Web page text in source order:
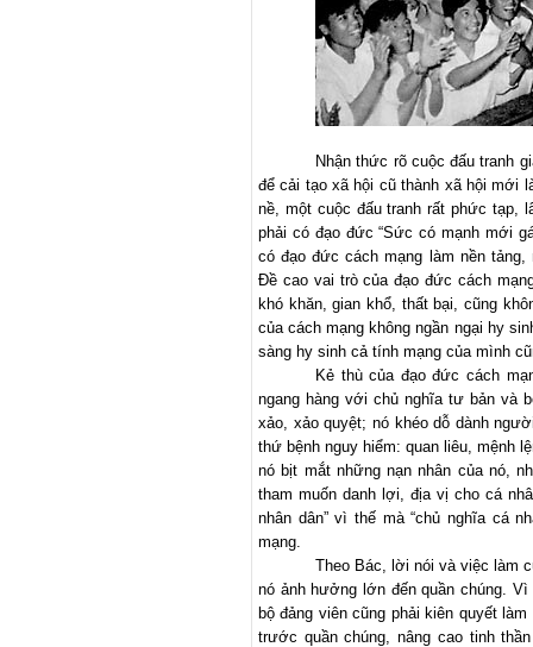
Nhận thức rõ cuộc đấu tranh
để cải tạo xã hội cũ thành xã hội mới
nề, một cuộc đấu tranh rất phức tạp,
phải có đạo đức “Sức có mạnh mới
có đạo đức cách mạng làm nền
Đề cao vai trò của đạo đức cách
khó khăn, gian khổ, thất bại, cũng
của cách mạng không ngần ngại hy
sàng hy sinh cả tính mạng của mình
Kẻ thù của đạo đức cách
ngang hàng với chủ nghĩa tư bản và
xảo, xảo quyệt; nó khéo dỗ dành
thứ bệnh nguy hiểm: quan liêu, mệnh
nó bịt mắt những nạn nhân của nó,
tham muốn danh lợi, địa vị cho cá
nhân dân” vì thế mà “chủ nghĩa cá
mạng.
Theo Bác, lời nói và việc làm
nó ảnh hưởng lớn đến quần chúng.
bộ đảng viên cũng phải kiên quyết
trước quần chúng, nâng cao tinh